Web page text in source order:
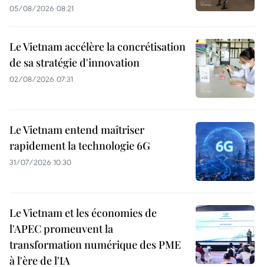
05/08/2026 08:21
Le Vietnam accélère la concrétisation
de sa stratégie d'innovation
02/08/2026 07:31
Le Vietnam entend maîtriser
rapidement la technologie 6G
31/07/2026 10:30
Le Vietnam et les économies de
l'APEC promeuvent la
transformation numérique des PME
à l'ère de l'IA